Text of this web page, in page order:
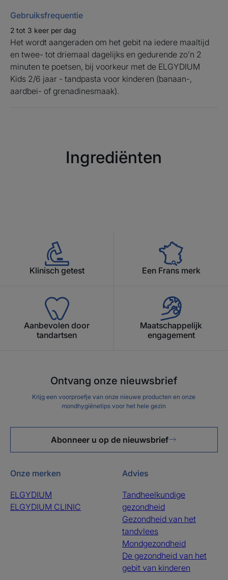
• SPEELS design met sprookjesachtige eenhoorn
• ERGONOMISCH vormgegeven, hoornvormig design:
aangepast aan de grootte van de kindermond en met
goede grip
• ZACHT voor melktanden en tandvlees
Niet-recyclebare verpakking
Gebruiksfrequentie
2 tot 3 keer per dag
Het wordt aangeraden om het gebit na iedere maaltijd
en twee- tot driemaal dagelijks en gedurende zo’n 2
minuten te poetsen, bij voorkeur met de ELGYDIUM
Kids 2/6 jaar - tandpasta voor kinderen (banaan-,
aardbei- of grenadinesmaak).
Ingrediënten
Klinisch getest Een Frans merk
Aanbevolen door
tandartsen
Maatschappelijk
engagement
Ontvang onze nieuwsbrief
Krijg een voorproefje van onze nieuwe producten en onze
mondhygiënetips voor het hele gezin
Abonneer u op de nieuwsbrief
Onze merken
ELGYDIUM
ELGYDIUM CLINIC
Advies
Tandheelkundige
gezondheid
Gezondheid van het
tandvlees
Mondgezondheid
De gezondheid van het
gebit van kinderen